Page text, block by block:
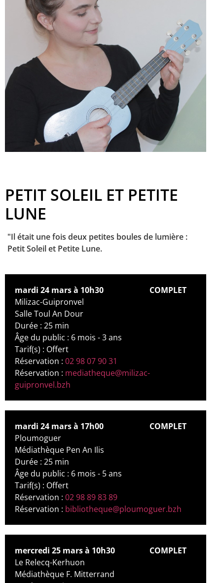
PETIT SOLEIL ET PETITE
LUNE
"Il était une fois deux petites boules de lumière :
Petit Soleil et Petite Lune.
mardi 24 mars à 10h30
COMPLET
Milizac-Guipronvel
Salle Toul An Dour
Durée : 25 min
Âge du public : 6 mois - 3 ans
Tarif(s) : Offert
Réservation : 02 98 07 90 31
Réservation : mediatheque@milizac-
guipronvel.bzh
mardi 24 mars à 17h00
COMPLET
Ploumoguer
Médiathèque Pen An Ilis
Durée : 25 min
Âge du public : 6 mois - 5 ans
Tarif(s) : Offert
Réservation : 02 98 89 83 89
Réservation : bibliotheque@ploumoguer.bzh
mercredi 25 mars à 10h30
COMPLET
Le Relecq-Kerhuon
Médiathèque F. Mitterrand